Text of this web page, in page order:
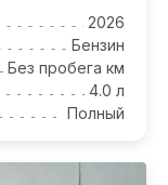
2026
Бензин
Без пробега км
4.0 л
Полный